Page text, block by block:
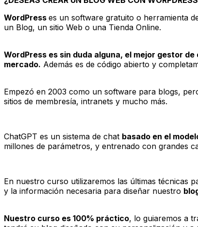
WordPress es un software gratuito o herramienta
un Blog, un sitio Web o una Tienda Online.
WordPress es sin duda alguna, el mejor gestor
mercado. Además es de código abierto y
Empezó en 2003 como un software para blogs,
sitios de membresía, intranets y mucho más.
ChatGPT es un sistema de chat basado en el
millones de parámetros, y entrenado con grandes
En nuestro curso utilizaremos las últimas técnicas
y la información necesaria para diseñar nuestro
Nuestro curso es 100% práctico, lo guiaremos a